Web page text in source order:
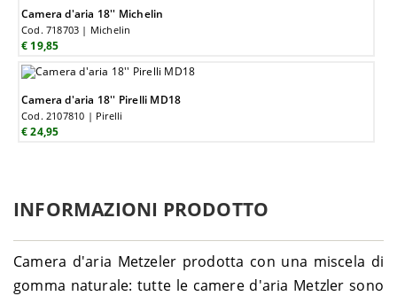
Camera d'aria 18'' Michelin
Cod. 718703 | Michelin
€ 19,85
Camera d'aria 18'' Pirelli MD18
Cod. 2107810 | Pirelli
€ 24,95
INFORMAZIONI PRODOTTO
Camera d'aria Metzeler prodotta con una miscela di
gomma naturale: tutte le camere d'aria Metzler sono